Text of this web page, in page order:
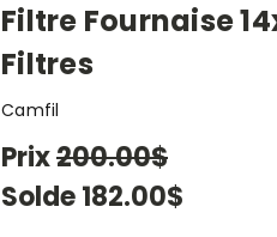
Filtre Fournaise
Filtres
Camfil
Prix200.00$
Solde182.00$